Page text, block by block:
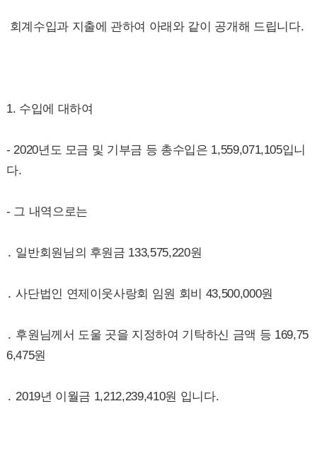
회계수입과 지출에 관하여 아래와 같이 공개해 드립니다.
1. 수입에 대하여
- 2020년도 모금 및 기부금 등 총수입은 1,559,071,105입니
다.
- 그 내역으로는
․ 일반회원님의 후원금 133,575,220원
․ 사단법인 연제이웃사랑회 임원 회비 43,500,000원
․ 후원님께서 도울 곳을 지정하여 기탁하신 금액 등 169,75
6,475원
․ 2019년 이월금 1,212,239,410원 입니다.